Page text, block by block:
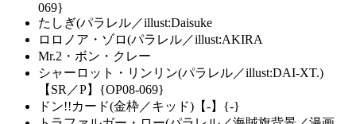
069}
たしぎ(パラレル／illust:Daisuke
ロロノア・ゾロ(パラレル／illust:AKIRA
Mr.2・ボン・クレー
シャーロット・リンリン(パラレル／illust:DAI-XT.)
【SR／P】{OP08-069}
ドン!!カード(金枠／キッド)【-】{-}